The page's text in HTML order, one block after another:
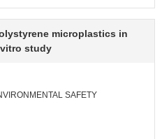
microplastics in
study
SAFETY